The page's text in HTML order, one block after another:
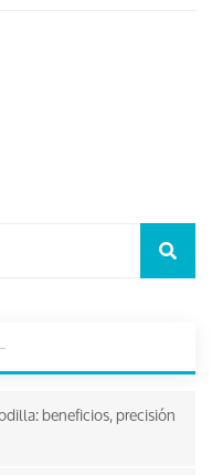
beneficios, precisión